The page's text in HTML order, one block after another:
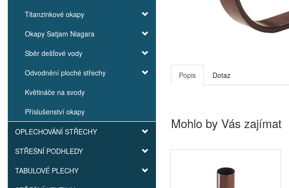
Titanzinkové okapy
Okapy Satjam Niagara
Sběr dešťové vody
Odvodnění ploché střechy
Květináče na svody
Příslušenství okapy
OPLECHOVÁNÍ STŘECHY
STŘEŠNÍ PODHLEDY
TABULOVÉ PLECHY
Popis Dotaz
Mohlo by Vás zajímat